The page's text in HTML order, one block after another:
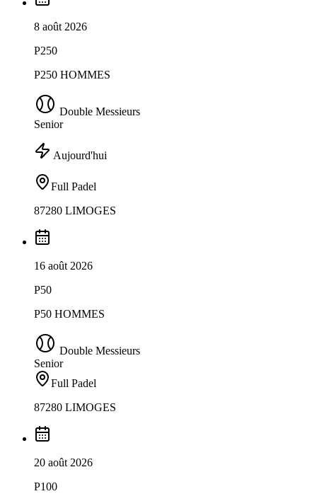
8 août 2026
P250
P250 HOMMES
Double Messieurs
Senior
Aujourd'hui
Full Padel
87280 LIMOGES
16 août 2026
P50
P50 HOMMES
Double Messieurs
Senior
Full Padel
87280 LIMOGES
20 août 2026
P100